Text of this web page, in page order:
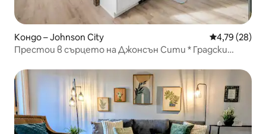
Кондо – Johnson City Средна
4,79 (28)
Престои в сърцето на Джонсън Сити * Градски